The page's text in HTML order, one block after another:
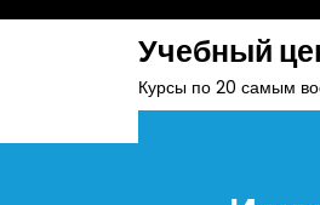
skip
Учебный
Курсы по 20 самым